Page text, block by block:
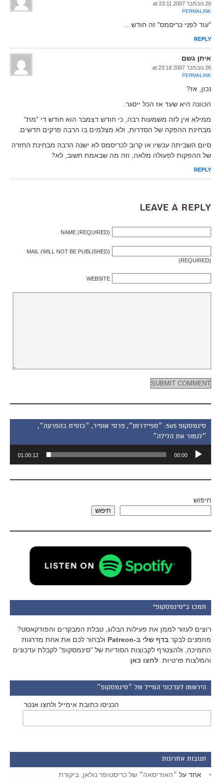
26 נובמבר 2007 at 23:11
PERMALINK
"עוד לפני כריסמס" זה חודש…
REPLY
איתן גשם
26 נובמבר 2007 at 23:18
PERMALINK
נכון, אז?
הכוונה היא שעד אז הכל ייסגר.
ממילא אין לזה משמעות רבה, כי חודש דצמבר הוא חודש די "מת"
מבחינת ההפקה של הסדרות, ולא מצלמים בו הרבה פרקים חדשים.
סיום השביתה עכשיו או קרוב לכריסמס לא ישנה הרבה מבחינת החזרה
של ההפקות לפעולה מלאה, וזה מה שבאמת חשוב, לא?
REPLY
Leave a Reply
NAME (REQUIRED)
MAIL (WILL NOT BE PUBLISHED)
(REQUIRED)
WEBSITE
סינמסקופ 505: ״ספיידרמן״, פרסי אופיר, ״בוסית בהפרעה״,
״לגמור את הלילה״
אודיו
00:00
01:00:12
חיפוש
חיפוש
תמכו ב"סינמסקופ"
רוצים לעזור לממן את פעילות הבלוג, טבלת המבקרים והפודקאסט?
מוזמנים לבקר בדף שלי ב-Patreon
ולבחור לכם את אחת מדרגות
התמיכה, ולהצטרף לקבוצות הסודיות של "סינמסקופ" לקבלת עדכונים
והמלצות פרטיות. לחצו כאן
הירשמו לעדכוני המייל של ״סינמסקופ״
הכניסו כתובת אימייל ולחצו אנטר
תגובות אחרונות
אחד על ״האודיסאה״ של כריסטופר נולאן, ביקורת